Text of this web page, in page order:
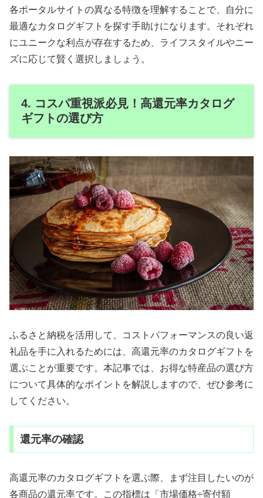
各ポータルサイトの異なる特徴を理解することで、自分に
最適なカタログギフトを探す手助けになります。それぞれ
にユニークな利点が存在するため、ライフスタイルやニー
ズに応じて賢く選択しましょう。
4. コスパ重視派必見！高還元率カタログ
ギフトの選び方
ふるさと納税を活用して、コストパフォーマンスの良い返
礼品を手に入れるためには、高還元率のカタログギフトを
選ぶことが重要です。本記事では、お得な特産品の選び方
について具体的なポイントを解説しますので、ぜひ参考に
してください。
還元率の確認
高還元率のカタログギフトを選ぶ際、まず注目したいのが
各商品の還元率です。この指標は「市場価格÷寄付額